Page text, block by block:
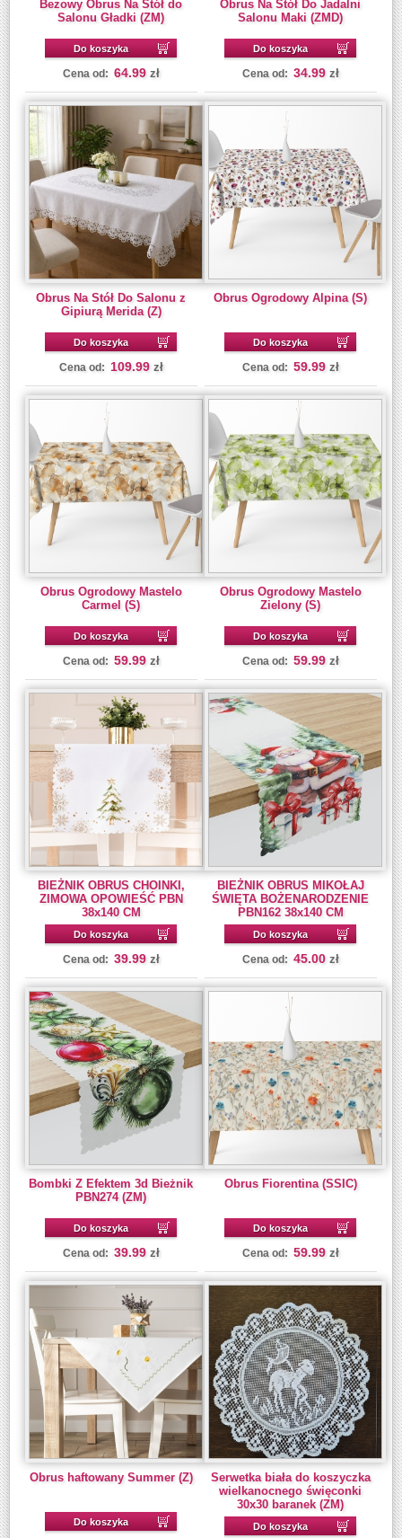
Bezowy Obrus Na Stół do
Salonu Gładki (ZM)
Do koszyka
Cena od: 64.99 zł
Obrus Na Stół Do Jadalni
Salonu Maki (ZMD)
Do koszyka
Cena od: 34.99 zł
Obrus Na Stół Do Salonu z
Gipiurą Merida (Z)
Do koszyka
Cena od: 109.99 zł
Obrus Ogrodowy Alpina (S)
Do koszyka
Cena od: 59.99 zł
Obrus Ogrodowy Mastelo
Carmel (S)
Do koszyka
Cena od: 59.99 zł
Obrus Ogrodowy Mastelo
Zielony (S)
Do koszyka
Cena od: 59.99 zł
BIEŻNIK OBRUS CHOINKI,
ZIMOWA OPOWIEŚĆ PBN
38x140 CM
Do koszyka
Cena od: 39.99 zł
BIEŻNIK OBRUS MIKOŁAJ
ŚWIĘTA BOŻENARODZENIE
PBN162 38x140 CM
Do koszyka
Cena od: 45.00 zł
Bombki Z Efektem 3d Bieżnik
PBN274 (ZM)
Do koszyka
Cena od: 39.99 zł
Obrus Fiorentina (SSIC)
Do koszyka
Cena od: 59.99 zł
Obrus haftowany Summer (Z)
Do koszyka
Serwetka biała do koszyczka
wielkanocnego święconki
30x30 baranek (ZM)
Do koszyka